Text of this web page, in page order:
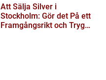
Att Sälja Silver i
Stockholm: Gör det På ett
Framgångsrikt och Tryggt